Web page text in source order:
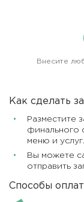
Внесите
Как сделать
Разместите
финального
меню и услуг.
Вы можете
отправить
Способы